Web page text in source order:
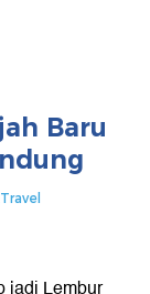
Baru